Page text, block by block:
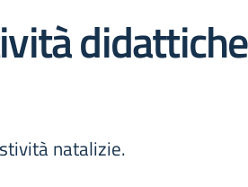
natalizie.